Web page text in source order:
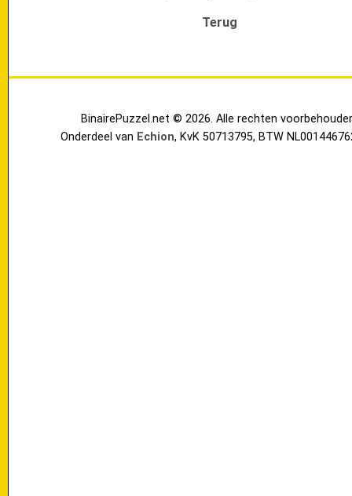
Terug
BinairePuzzel.net © 2026. Alle rechten
Onderdeel van Echion, KvK 50713795, BTW